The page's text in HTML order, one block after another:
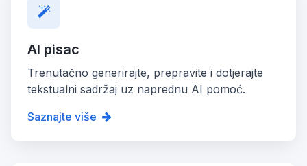
AI pisac
Trenutačno generirajte, prepravite i dotjerajte
tekstualni sadržaj uz naprednu AI pomoć.
Saznajte više